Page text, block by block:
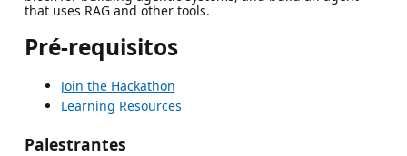
that uses RAG and other tools.
Pré-requisitos
Join the Hackathon
Learning Resources
Palestrantes